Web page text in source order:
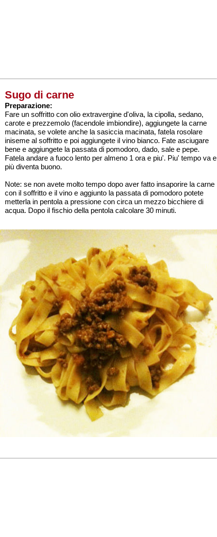
Sugo di carne
Preparazione:
Fare un soffritto con olio extravergine d'oliva, la cipolla, sedano,
carote e prezzemolo (facendole imbiondire), aggiungete la carne
macinata, se volete anche la sasiccia macinata, fatela rosolare
iniseme al soffritto e poi aggiungete il vino bianco. Fate asciugare
bene e aggiungete la passata di pomodoro, dado, sale e pepe.
Fatela andare a fuoco lento per almeno 1 ora e piu'. Piu' tempo va e
più diventa buono.
Note: se non avete molto tempo dopo aver fatto insaporire la carne
con il soffritto e il vino e aggiunto la passata di pomodoro potete
metterla in pentola a pressione con circa un mezzo bicchiere di
acqua. Dopo il fischio della pentola calcolare 30 minuti.